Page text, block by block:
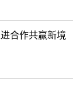
合作共赢新境